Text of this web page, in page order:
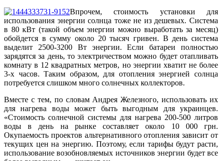
Впрочем, стоимость установки для
использования энергии солнца тоже не из дешевых. Система
в 80 кВт (такой объем энергии можно выработать за месяц)
обойдется в сумму около 20 тысяч гривен. В день система
выделит 2500-3200 Вт энергии. Если батареи полностью
зарядятся за день, то электричеством можно будет отапливать
комнату в 12 квадратных метров, но энергии хватит не более
3-х часов. Таким образом, для отопления энергией солнца
потребуется слишком много солнечных коллекторов.
Вместе с тем, по словам Андрея Железного, использовать их
для нагрева воды может быть выгодным для украинцев.
«Стоимость солнечной системы для нагрева 200-500 литров
воды в день на рынке составляет около 10 000 грн.
Окупаемость проектов альтернативного отопления зависит от
текущих цен на энергию. Поэтому, если тарифы будут расти,
использование возобновляемых источников энергии будет все